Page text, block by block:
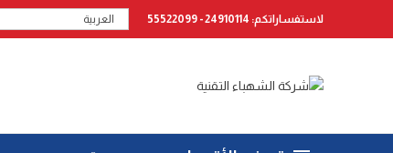
لاستفساراتكم: 24910114 - 55522099 العربية